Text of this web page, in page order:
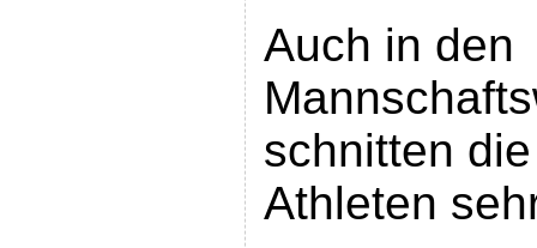
Auch in den
schnitten
Athleten